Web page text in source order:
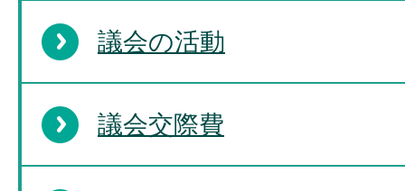
議会の活動
議会交際費